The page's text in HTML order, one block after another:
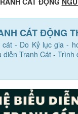
CÁT ĐỘNG
cát - Do Kỷ lục gia -
diễn Tranh Cát -